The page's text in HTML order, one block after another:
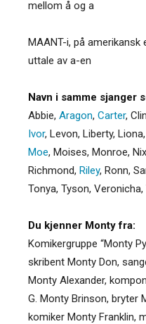
mellom å og a
MAANT-i, på
uttale av a-en
Navn i samme sjanger
Abbie, Aragon, Carter,
Ivor, Levon, Liberty, Liona,
Moe, Moises, Monroe,
Richmond, Riley, Ronn,
Tonya, Tyson, Veronicha,
Du kjenner Monty fra:
Komikergruppe “Monty
skribent Monty Don,
Monty Alexander,
G. Monty Brinson, bryter
komiker Monty Franklin,